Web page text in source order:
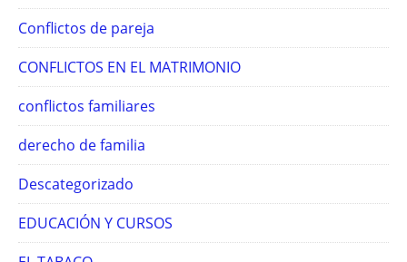
Conflictos de pareja
CONFLICTOS EN EL MATRIMONIO
conflictos familiares
derecho de familia
Descategorizado
EDUCACIÓN Y CURSOS